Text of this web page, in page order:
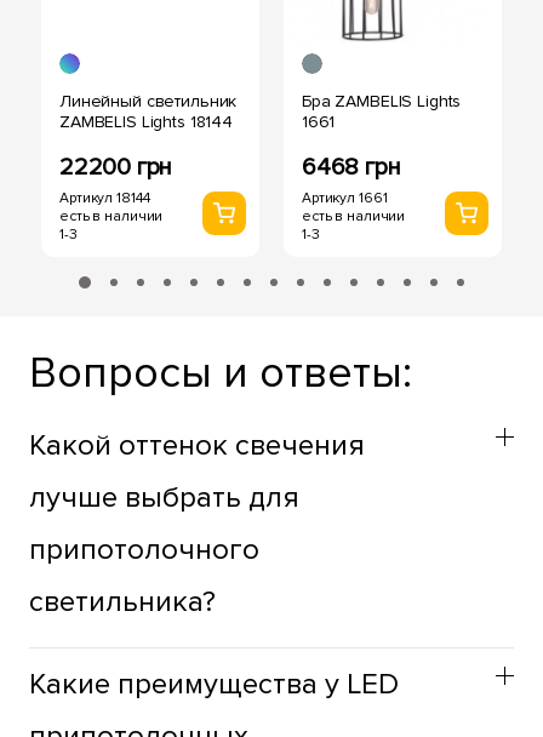
Линейный светильник
ZAMBELIS Lights 18144
22200 грн
Артикул 18144
есть в наличии
1-3
Бра ZAMBELIS Lights
1661
6468 грн
Артикул 1661
есть в наличии
1-3
Вопросы и ответы:
Какой оттенок свечения
лучше выбрать для
припотолочного
светильника?
Оттенок припотолочных светильников стоит выбирать
учитывая функциональное назначение пространства.
Для жилых зон лучше использовать теплый оттенок,
Какие преимущества у LED